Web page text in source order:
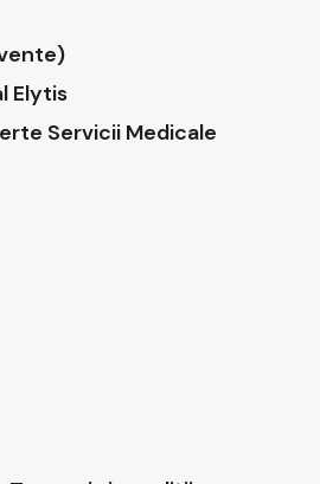
Elytis
Servicii Medicale